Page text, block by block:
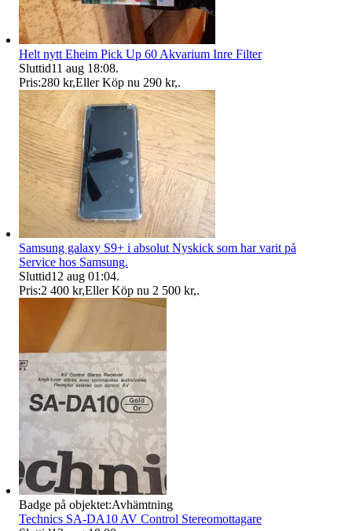
Helt nytt Eheim Pick Up 60 Akvarium Inre Filter
Sluttid11 aug 18:08.
Pris:280 kr,Eller Köp nu 290 kr,.
Samsung galaxy S9+ i absolut Nyskick som har varit på
Service hos Samsung.
Sluttid12 aug 01:04.
Pris:2 400 kr,Eller Köp nu 2 500 kr,.
Badge på objektet:Avhämtning
Technics SA-DA10 AV Control Stereomottagare